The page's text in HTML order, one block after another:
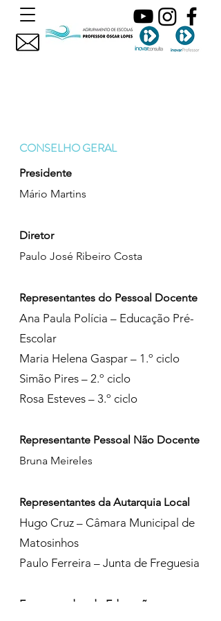
CONSELHO GERAL
Presidente
Mário Martins
Diretor
Paulo José Ribeiro Costa
Representantes do Pessoal Docente
Ana Paula Polícia – Educação Pré-
Escolar
Maria Helena Gaspar – 1.º ciclo
Simão Pires – 2.º ciclo
Rosa Esteves – 3.º ciclo
Representante Pessoal Não Docente
Bruna Meireles
Representantes da Autarquia Local
Hugo Cruz – Câmara Municipal de
Matosinhos
Paulo Ferreira – Junta de Freguesia
Encarregados de Educação